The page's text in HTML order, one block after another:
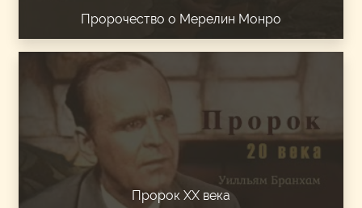
Пророчество о Мерелин Монро
Пророк ХХ века